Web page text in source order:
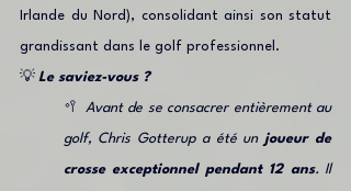
Irlande du Nord), consolidant ainsi son statut
grandissant dans le golf professionnel.
💡 Le saviez-vous ?
🥍 Avant de se consacrer entièrement au
golf, Chris Gotterup a été un joueur de
crosse exceptionnel pendant 12 ans. Il